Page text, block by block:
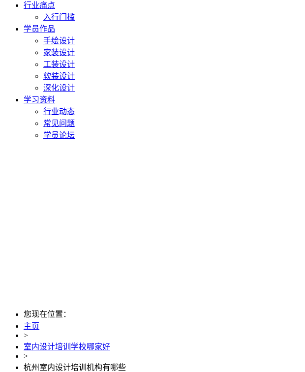
行业痛点
入行门槛
学员作品
手绘设计
家装设计
工装设计
软装设计
深化设计
学习资料
行业动态
常见问题
学员论坛
您现在位置：
主页
>
室内设计培训学校哪家好
>
杭州室内设计培训机构有哪些